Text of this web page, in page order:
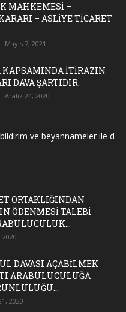
MAHKEMESİ –
– ASLİYE TİCARET
Mayıs 7, 2021
KAPSAMINDA İTİRAZIN
DAVA ŞARTIDIR.
Aralık 24, 2020
ve beyannameler ile
ORTAKLIĞINDAN
ÖDENMESİ TALEBİ
2020
DAVASI AÇABİLMEK
ARABULUCULUĞA
2020